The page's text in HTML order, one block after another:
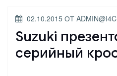
ОПУБЛИКОВАНО
02.10.2015 ОТ
Suzuki
серийный